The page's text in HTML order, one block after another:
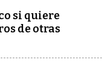
si quiere
de otras